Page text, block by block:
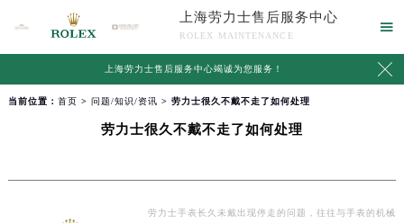
上海劳力士售后服务中心
ROLEX MAINTENANCE

上海劳力士售后服务中心竭诚为您服务！ 
当前位置： 首页 > 问题/知识/资讯 > 劳力士很久不戴不走了如何处理
劳力士很久不戴不走了如何处理
劳力士手表长久未戴出现停走的问题，往往与手表的机械